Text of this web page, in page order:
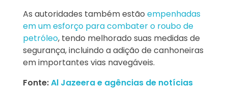
As autoridades também estão empenhadas
em um esforço para combater o roubo de
petróleo, tendo melhorado suas medidas de
segurança, incluindo a adição de canhoneiras
em importantes vias navegáveis.
Fonte:Al Jazeera e agências de notícias